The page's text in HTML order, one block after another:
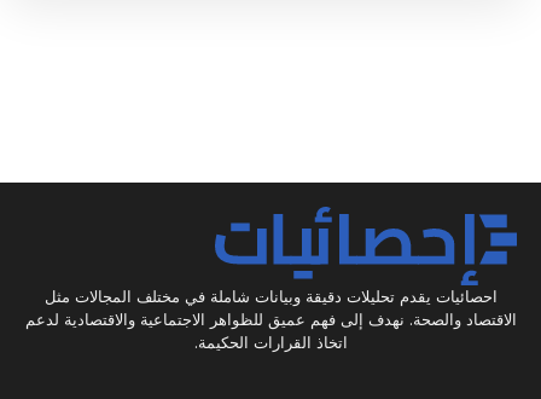
احصائيات يقدم تحليلات دقيقة وبيانات شاملة في مختلف المجالات مثل
الاقتصاد والصحة. نهدف إلى فهم عميق للظواهر الاجتماعية والاقتصادية لدعم
اتخاذ القرارات الحكيمة.